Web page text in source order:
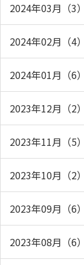
2024年03月（3）
2024年02月（4）
2024年01月（6）
2023年12月（2）
2023年11月（5）
2023年10月（2）
2023年09月（6）
2023年08月（6）